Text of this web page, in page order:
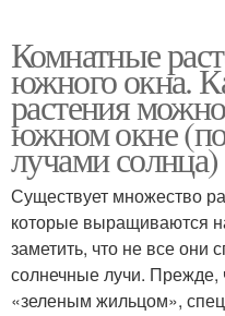
Комнатные
южного окна.
растения
южном окне
лучами солнца)
Существует множество
которые выращиваются
заметить, что не все
солнечные лучи. Прежде,
«зеленым жильцом»,